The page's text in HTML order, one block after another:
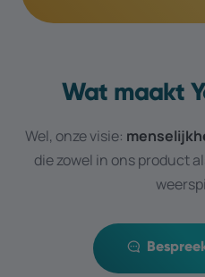
Wat maakt
Wel, onze visie:
die zowel in ons product